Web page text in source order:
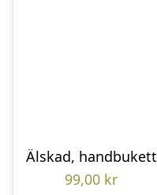
Älskad, handbukett
99,00 kr